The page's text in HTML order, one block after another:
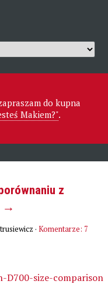
do kupna
Makiem?".
z
→
·Komentarze: 7